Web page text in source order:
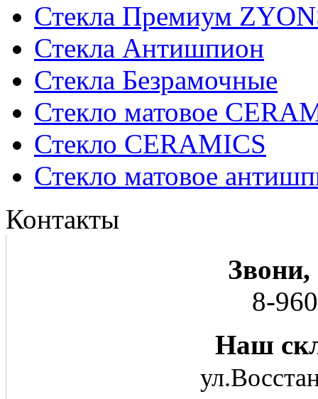
Стекла Премиум
Стекла Антишпион
Стекла Безрамочные
Стекло матовое
Стекло CERAMICS
Стекло матовое
Контакты
8-
Наш